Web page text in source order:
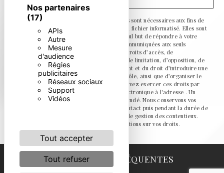
Nos partenaires
(17)
APIs
Autre
Mesure
d'audience
Régies
publicitaires
Réseaux sociaux
Support
Vidéos
Tout accepter
Tout refuser
** Les données personnelles communiquées sont nécessaires aux fins de
vous contacter et sont enregistrées dans un fichier informatisé. Elles sont
destinées à et ses sous-traitants dans le seul but de répondre à votre
message. Les données collectées seront communiquées aux seuls
destinataires suivants: . Vous disposez de droits d’accès, de
rectification, d’effacement, de portabilité, de limitation, d’opposition, de
retrait de votre consentement à tout moment et du droit d’introduire une
réclamation auprès d’une autorité de contrôle, ainsi que d’organiser le
sort de vos données post-mortem. Vous pouvez exercer ces droits par
voie postale à l'adresse ou par courrier électronique à l'adresse . Un
justificatif d'identité pourra vous être demandé. Nous conservons vos
données pendant la période de prise de contact puis pendant la durée de
prescription légale aux fins probatoires et de gestion des contentieux.
Consultez le site cnil.fr pour plus d’informations sur vos droits.
RECHERCHES FRÉQUENTES